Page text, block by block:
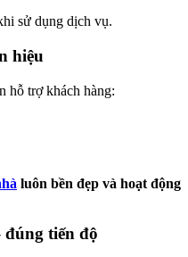
sử dụng dịch vụ.
hiệu
hỗ trợ khách hàng:
luôn bền đẹp và hoạt động
tiến độ